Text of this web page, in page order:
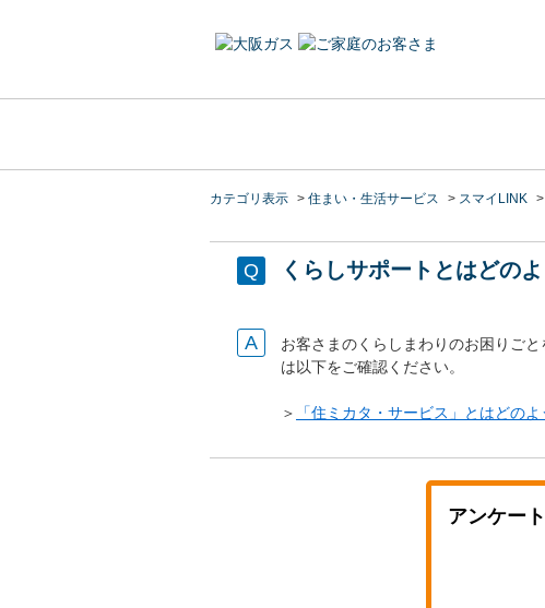
カテゴリ表示 > 住まい・生活サービス > スマイLINK >
くらしサポートとはどの
お客さまのくらしまわりのお困りご
は以下をご確認ください。
＞ 「住ミカタ・サービス」とはどの
アンケー